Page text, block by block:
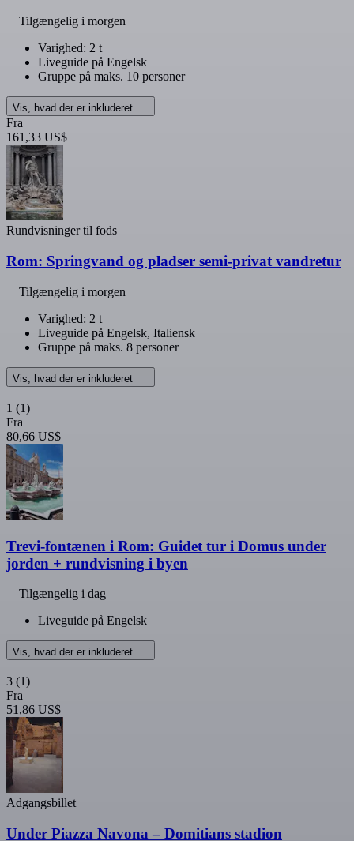
Tilgængelig i morgen
Varighed: 2 t
Liveguide på Engelsk
Gruppe på maks. 10 personer
Vis, hvad der er inkluderet
Fra
161,33 US$
Rundvisninger til fods
Rom: Springvand og pladser semi-privat vandretur
Tilgængelig i morgen
Varighed: 2 t
Liveguide på Engelsk, Italiensk
Gruppe på maks. 8 personer
Vis, hvad der er inkluderet
1 (1)
Fra
80,66 US$
Trevi-fontænen i Rom: Guidet tur i Domus under
jorden + rundvisning i byen
Tilgængelig i dag
Liveguide på Engelsk
Vis, hvad der er inkluderet
3 (1)
Fra
51,86 US$
Adgangsbillet
Under Piazza Navona – Domitians stadion